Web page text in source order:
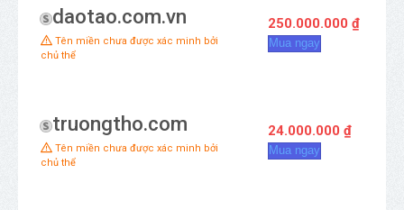
daotao.com.vn
Tên miền chưa được xác minh bởi
chủ thể
250.000.000 ₫
Mua ngay
truongtho.com
Tên miền chưa được xác minh bởi
chủ thể
24.000.000 ₫
Mua ngay